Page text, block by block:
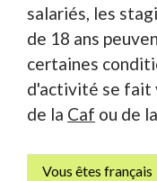
salariés, les
de 18 ans
certaines
d'activité se fait
de la Caf ou de la
Vous êtes français